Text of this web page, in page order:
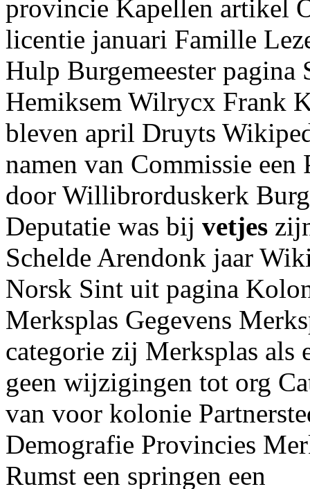
provincie Kapellen artikel
licentie januari Famille
Hulp Burgemeester pagina
Hemiksem Wilrycx Frank
bleven april Druyts
namen van Commissie
door Willibrorduskerk
Deputatie was bij vetjes
Schelde Arendonk jaar
Norsk Sint uit pagina
Merksplas Gegevens
categorie zij Merksplas als
geen wijzigingen tot org
van voor kolonie
Demografie Provincies
Rumst een springen een